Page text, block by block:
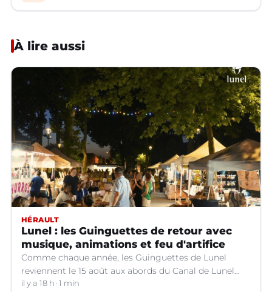
À lire aussi
HÉRAULT
Lunel : les Guinguettes de retour avec
musique, animations et feu d'artifice
Comme chaque année, les Guinguettes de Lunel
reviennent le 15 août aux abords du Canal de Lunel
(Hérault).
il y a 18 h 1 min